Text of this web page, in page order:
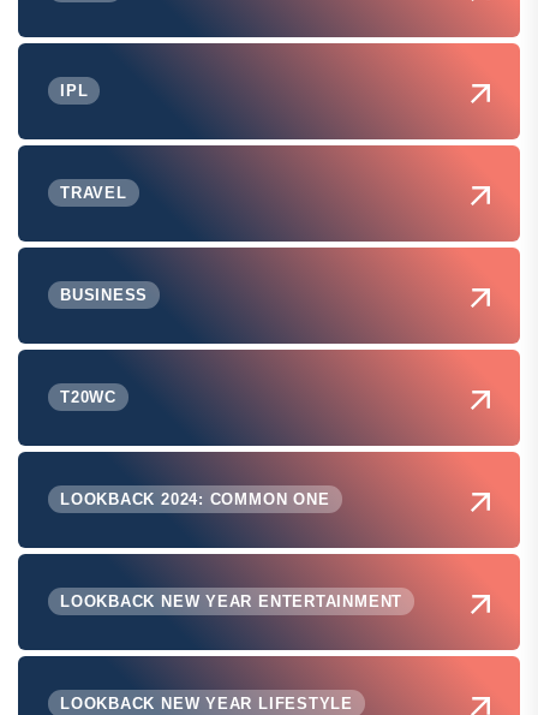
IPL
TRAVEL
BUSINESS
T20WC
LOOKBACK 2024: COMMON ONE
LOOKBACK NEW YEAR ENTERTAINMENT
LOOKBACK NEW YEAR LIFESTYLE